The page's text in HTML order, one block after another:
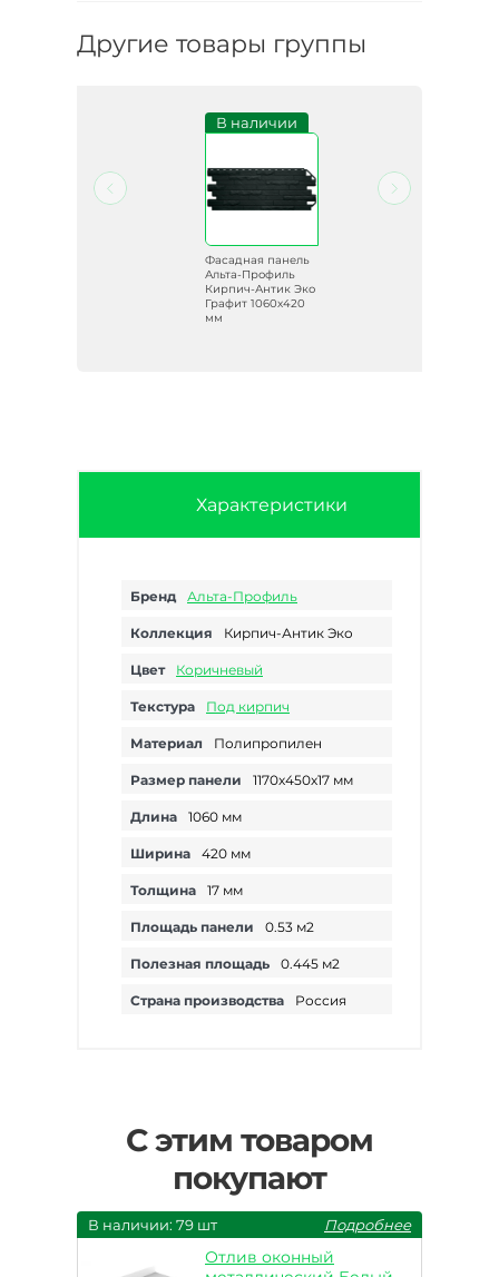
Другие товары группы
В наличии
Фасадная панель
Альта-Профиль
Кирпич-Антик Эко
Графит 1060х420
мм
Характеристики
Бренд Альта-Профиль
Коллекция Кирпич-Антик Эко
Цвет Коричневый
Текстура Под кирпич
Материал Полипропилен
Размер панели 1170х450х17 мм
Длина 1060 мм
Ширина 420 мм
Толщина 17 мм
Площадь панели 0.53 м2
Полезная площадь 0.445 м2
Страна производства Россия
С этим товаром
покупают
В наличии: 79 шт Подробнее
Отлив оконный